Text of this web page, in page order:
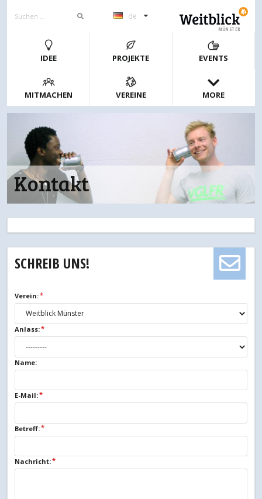
de
MÜNSTER
IDEE PROJEKTE EVENTS
MITMACHEN VEREINE MORE
Kontakt
SCHREIB UNS!
Verein:
Anlass:
Name:
E-Mail:
Betreff:
Nachricht: